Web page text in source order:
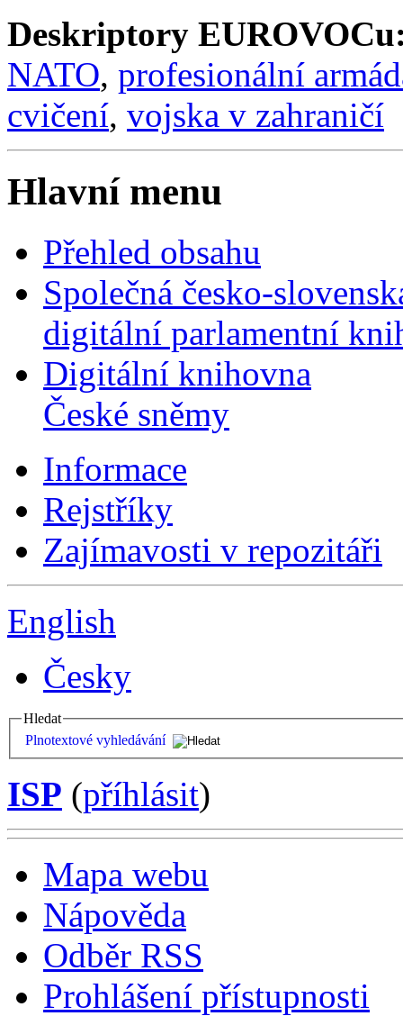
Deskriptory
NATO, profesionální
cvičení, vojska v zahraničí
Hlavní menu
Přehled obsahu
Společná česko-
digitální parlamentní
Digitální knihovna
České sněmy
Informace
Rejstříky
Zajímavosti v repozitáři
English
Česky
Hledat
Plnotextové vyhledávání
ISP (příhlásit)
Mapa webu
Nápověda
Odběr RSS
Prohlášení přístupnosti